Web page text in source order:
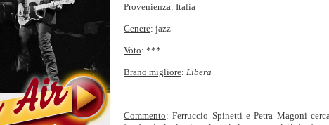
Provenienza: Italia
Genere: jazz
Voto: ***
Brano migliore: Libera
Commento: Ferruccio Spinetti e Petra Magoni